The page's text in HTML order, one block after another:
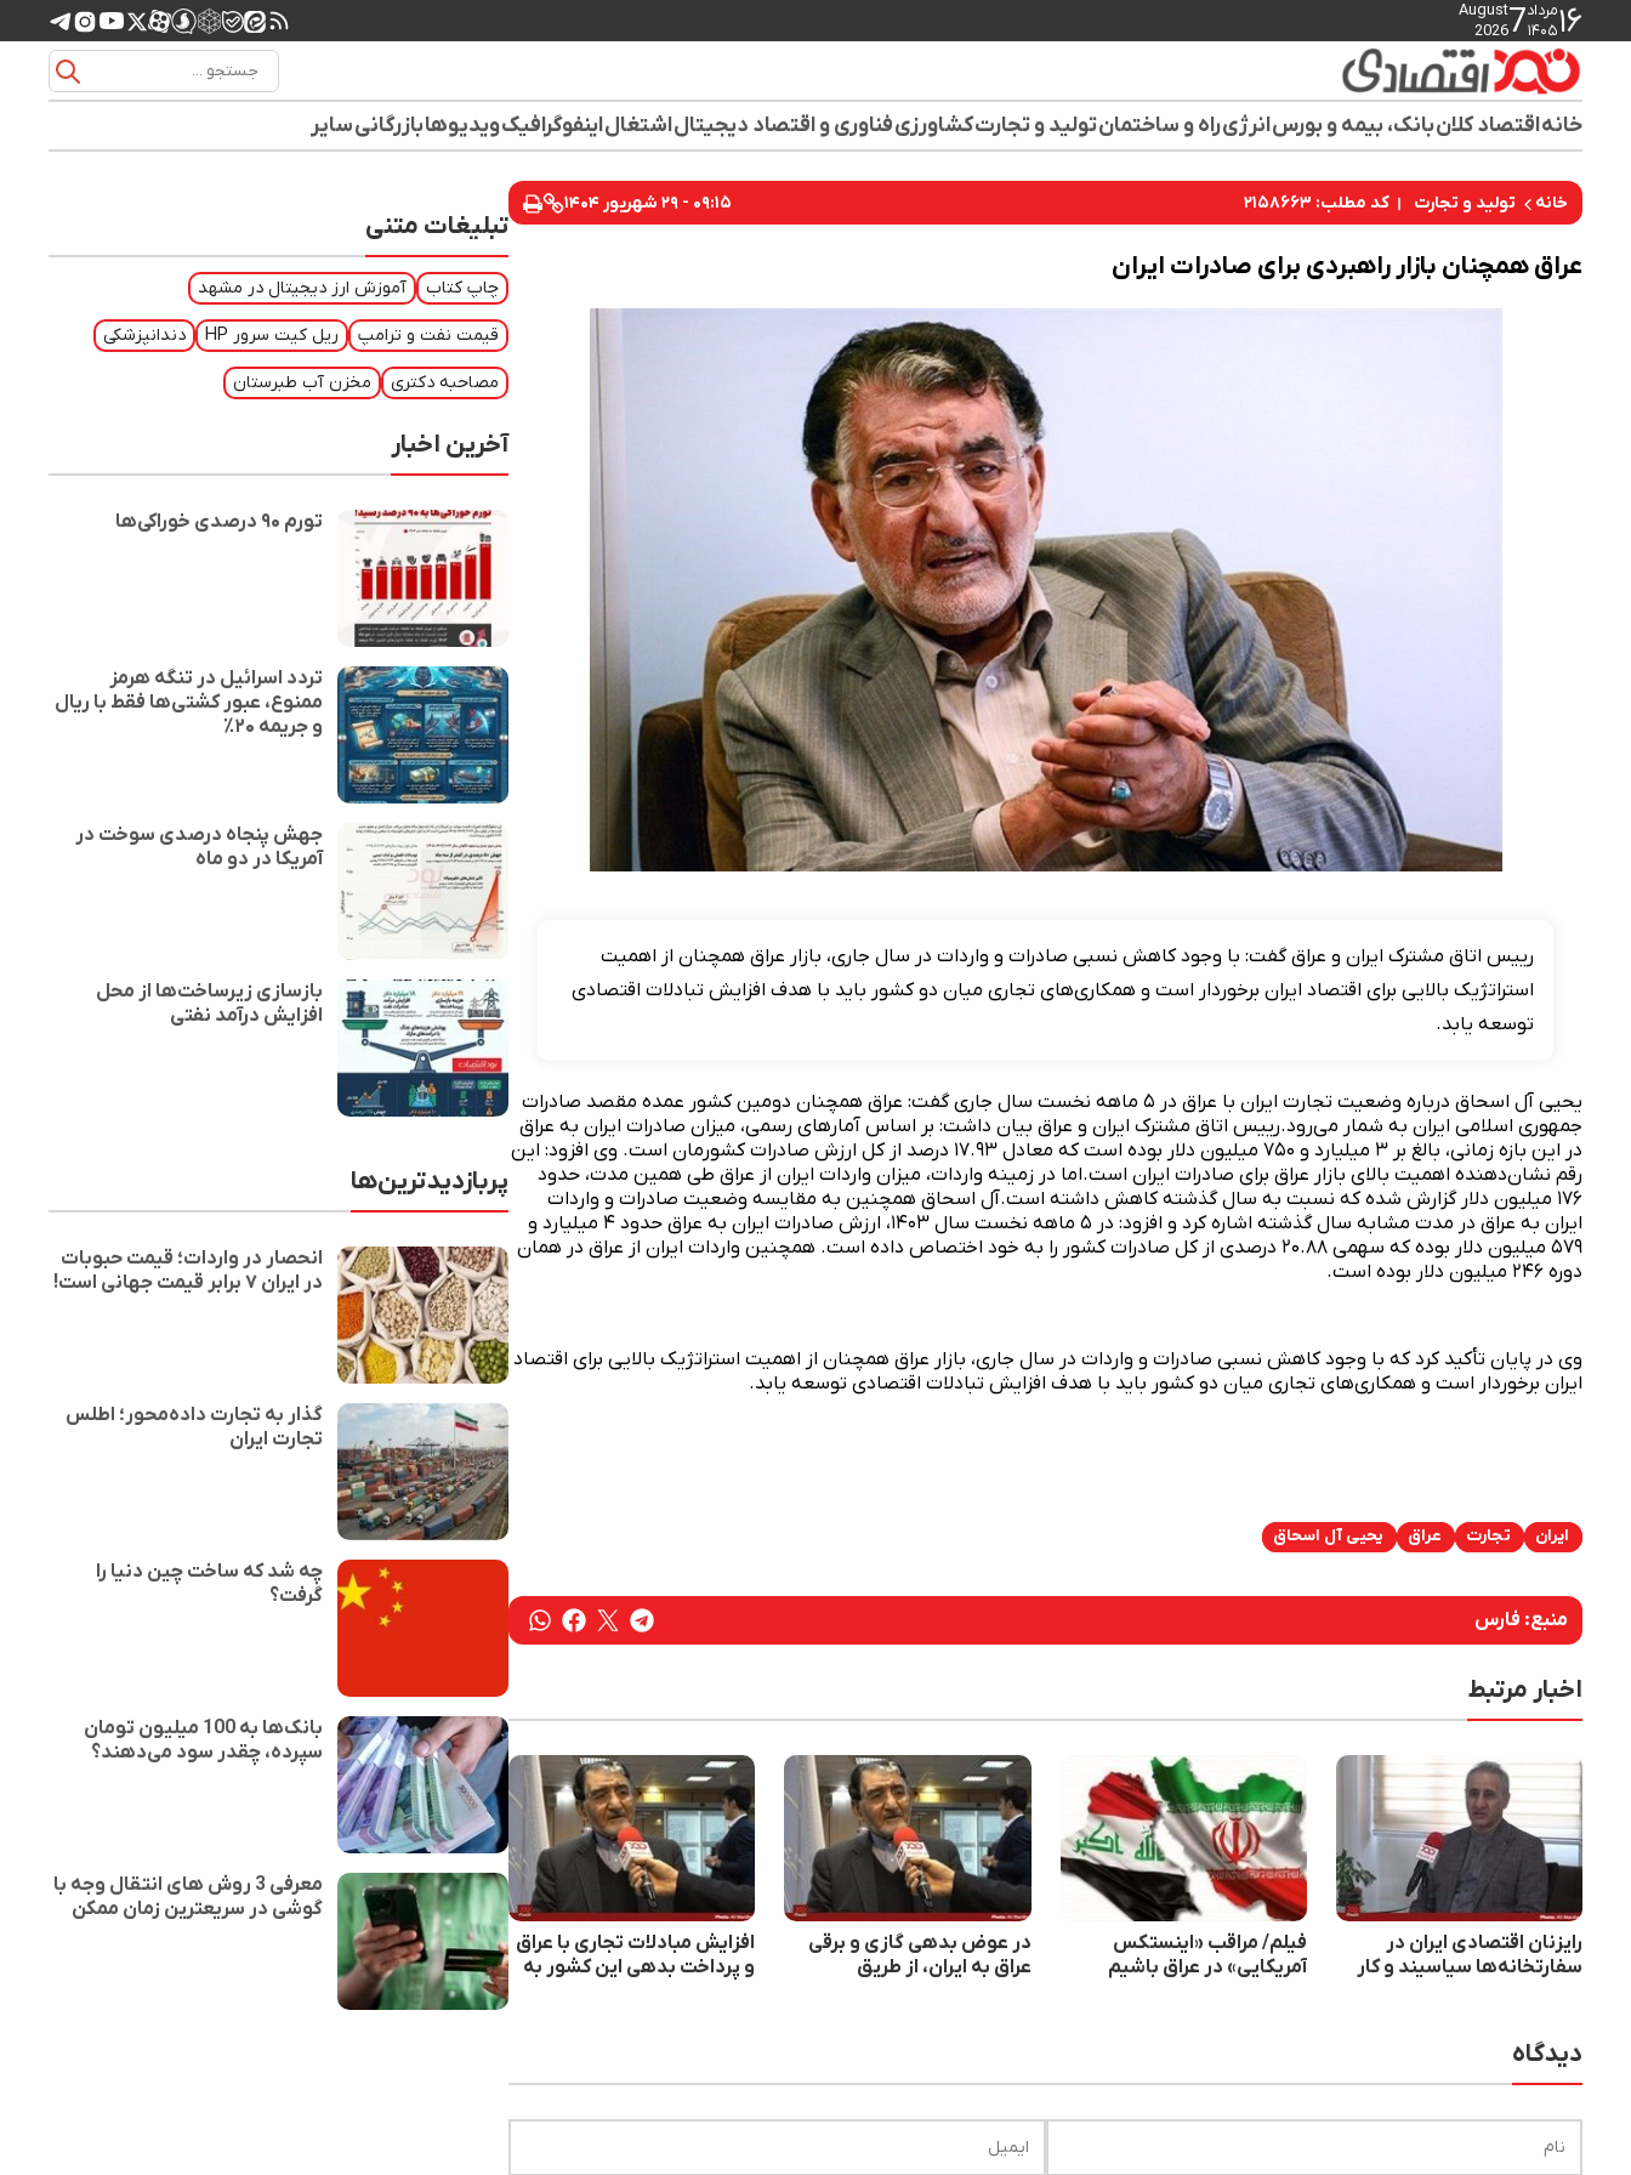
۱۶مرداد
۱۴۰۵7
August
2026
خانهاقتصاد کلانبانک، بیمه و بورسانرژیراه و ساختمانتولید و تجارتکشاورزیفناوری و اقتصاد دیجیتالاشتغالاینفوگرافیکویدیوهابازرگانیسایر
خانه تولید و تجارت کد مطلب: ۲۱۵۸۶۶۳ ۰۹:۱۵ - ۲۹ شهریور ۱۴۰۴
عراق همچنان بازار راهبردی برای صادرات ایران
رییس اتاق مشترک ایران و عراق گفت: با وجود کاهش نسبی صادرات و واردات در سال جاری، بازار عراق همچنان از اهمیت
استراتژیک بالایی برای اقتصاد ایران برخوردار است و همکاری‌های تجاری میان دو کشور باید با هدف افزایش تبادلات اقتصادی
توسعه یابد.
یحیی آل اسحاق درباره وضعیت تجارت ایران با عراق در ۵ ماهه نخست سال جاری گفت: عراق همچنان دومین کشور عمده مقصد صادرات
جمهوری اسلامی ایران به شمار می‌رود.رییس اتاق مشترک ایران و عراق بیان داشت: بر اساس آمارهای رسمی، میزان صادرات ایران به عراق
در این بازه زمانی، بالغ بر ۳ میلیارد و ۷۵۰ میلیون دلار بوده است که معادل ۱۷.۹۳ درصد از کل ارزش صادرات کشورمان است. وی افزود: این
رقم نشان‌دهنده اهمیت بالای بازار عراق برای صادرات ایران است.اما در زمینه واردات، میزان واردات ایران از عراق طی همین مدت، حدود
۱۷۶ میلیون دلار گزارش شده که نسبت به سال گذشته کاهش داشته است.آل اسحاق همچنین به مقایسه وضعیت صادرات و واردات
ایران به عراق در مدت مشابه سال گذشته اشاره کرد و افزود: در ۵ ماهه نخست سال ۱۴۰۳، ارزش صادرات ایران به عراق حدود ۴ میلیارد و
۵۷۹ میلیون دلار بوده که سهمی ۲۰.۸۸ درصدی از کل صادرات کشور را به خود اختصاص داده است. همچنین واردات ایران از عراق در همان
دوره ۲۴۶ میلیون دلار بوده است.
وی در پایان تأکید کرد که با وجود کاهش نسبی صادرات و واردات در سال جاری، بازار عراق همچنان از اهمیت استراتژیک بالایی برای اقتصاد
ایران برخوردار است و همکاری‌های تجاری میان دو کشور باید با هدف افزایش تبادلات اقتصادی توسعه یابد.
ایران تجارت عراق یحیی آل اسحاق
منبع: فارس
اخبار مرتبط
رایزنان اقتصادی ایران در
سفارتخانه‌ها سیاسیند و کار
فیلم/ مراقب «اینستکس
آمریکایی» در عراق باشیم
در عوض بدهی گازی و برقی
عراق به ایران، از طریق
افزایش مبادلات تجاری با عراق
و پرداخت بدهی این کشور به
دیدگاه
تبلیغات متنی
چاپ کتاب آموزش ارز دیجیتال در مشهد
قیمت نفت و ترامپ ریل کیت سرور HP دندانپزشکی
مصاحبه دکتری مخزن آب طبرستان
آخرین اخبار
تورم ۹۰ درصدی خوراکی‌ها
تردد اسرائیل در تنگه هرمز
ممنوع، عبور کشتی‌ها فقط با ریال
و جریمه ۲۰٪
جهش پنجاه درصدی سوخت در
آمریکا در دو ماه
بازسازی زیرساخت‌ها از محل
افزایش درآمد نفتی
پربازدیدترین‌ها
انحصار در واردات؛ قیمت حبوبات
در ایران ۷ برابر قیمت جهانی است!
گذار به تجارت داده‌محور؛ اطلس
تجارت ایران
چه شد که ساخت چین دنیا را
گرفت؟
بانک‌ها به 100 میلیون تومان
سپرده، چقدر سود می‌دهند؟
معرفی 3 روش های انتقال وجه با
گوشی در سریعترین زمان ممکن